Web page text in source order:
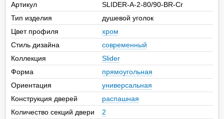
Артикул
SLIDER-A-2-80/90-BR-Cr
Тип изделия
душевой уголок
Цвет профиля
хром
Стиль дизайна
современный
Коллекция
Slider
Форма
прямоугольная
Ориентация
универсальная
Конструкция дверей
распашная
Количество секций двери
2